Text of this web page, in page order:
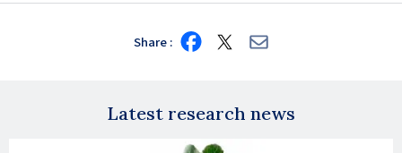
Share Share
on
Share
on
Share
via
Latest research news